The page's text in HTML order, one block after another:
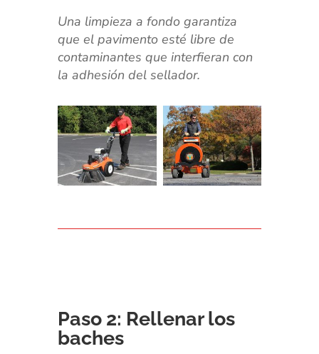
Una limpieza a fondo garantiza
que el pavimento esté libre de
contaminantes que interfieran con
la adhesión del sellador.
Paso 2: Rellenar los
baches